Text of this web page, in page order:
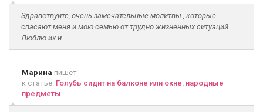
Здравствуйте, очень замечательные молитвы , которые
спасают меня и мою семью от трудно жизненных ситуаций .
Люблю их и...
Марина пишет
к статье: Голубь сидит на балконе или окне: народные
предметы